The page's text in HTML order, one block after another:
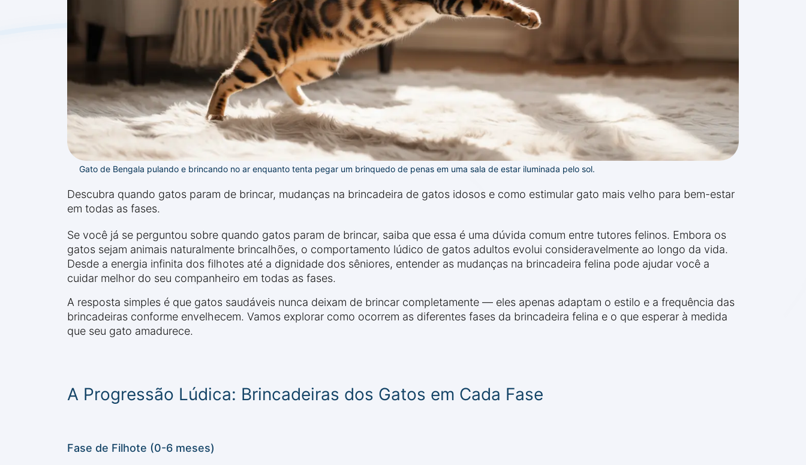
Gato de Bengala pulando e brincando no ar enquanto tenta pegar um brinquedo de penas em uma sala de estar iluminada pelo sol.
Descubra quando gatos param de brincar, mudanças na brincadeira de gatos idosos e como estimular gato mais velho para bem-estar
em todas as fases.
Se você já se perguntou sobre quando gatos param de brincar, saiba que essa é uma dúvida comum entre tutores felinos. Embora os
gatos sejam animais naturalmente brincalhões, o comportamento lúdico de gatos adultos evolui consideravelmente ao longo da vida.
Desde a energia infinita dos filhotes até a dignidade dos sêniores, entender as mudanças na brincadeira felina pode ajudar você a
cuidar melhor do seu companheiro em todas as fases.
A resposta simples é que gatos saudáveis nunca deixam de brincar completamente — eles apenas adaptam o estilo e a frequência das
brincadeiras conforme envelhecem. Vamos explorar como ocorrem as diferentes fases da brincadeira felina e o que esperar à medida
que seu gato amadurece.
A Progressão Lúdica: Brincadeiras dos Gatos em Cada Fase
Fase de Filhote (0-6 meses)